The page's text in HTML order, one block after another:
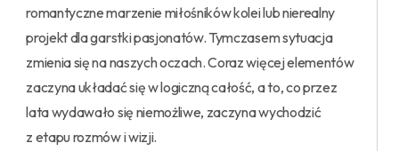
romantyczne marzenie miłośników kolei lub nierealny
projekt dla garstki pasjonatów. Tymczasem sytuacja
zmienia się na naszych oczach. Coraz więcej elementów
zaczyna układać się w logiczną całość, a to, co przez
lata wydawało się niemożliwe, zaczyna wychodzić
z etapu rozmów i wizji.